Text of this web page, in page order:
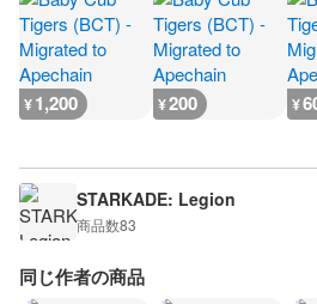
¥1,200 ¥200 ¥
STARKADE: Legion
商品数83
同じ作者の商品